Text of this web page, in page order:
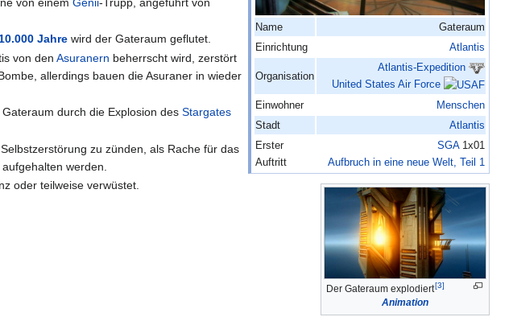
Name
Gateraum
Einrichtung
Atlantis
Organisation
Atlantis-Expedition
United States Air Force
Einwohner
Menschen
Stadt
Atlantis
Erster
Auftritt
SGA 1x01
Aufbruch in eine neue Welt, Teil 1
Der Gateraum explodiert[3]
Animation
Jahrewird der Gateraum geflutet.
von den Asuranern beherrscht wird, zerstört
allerdings bauen die Asuraner in wieder
durch die Explosion des Stargates
Selbstzerstörung zu zünden, als Rache für das
werden.
oder teilweise verwüstet.